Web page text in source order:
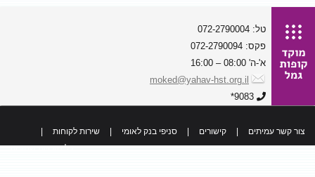
טל: 072-2790004
פקס: 072-2790094
א'-ה' 08:00 – 16:00
moked@yahav-hst.org.il
9083*
צור קשר עמיתים קישורים סניפי בנק לאומי שירות לקוחות
כל הזכויות שמורות